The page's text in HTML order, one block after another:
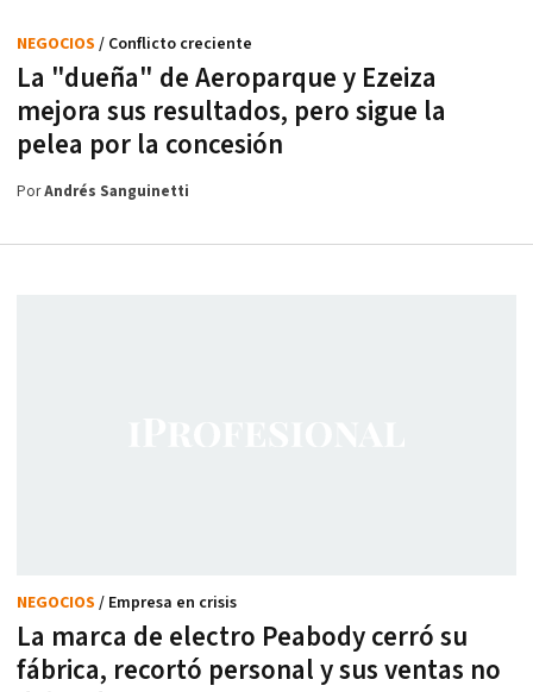
La "dueña" de Aeroparque y Ezeiza
mejora sus resultados, pero sigue la
pelea por la concesión
NEGOCIOS / Conflicto creciente
PorAndrés Sanguinetti
La marca de electro Peabody cerró su
fábrica, recortó personal y sus ventas no
NEGOCIOS / Empresa en crisis